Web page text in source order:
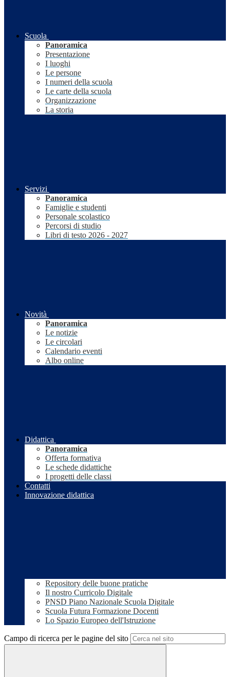
Scuola
Panoramica
Presentazione
I luoghi
Le persone
I numeri della scuola
Le carte della scuola
Organizzazione
La storia
Servizi
Panoramica
Famiglie e studenti
Personale scolastico
Percorsi di studio
Libri di testo 2026 - 2027
Novità
Panoramica
Le notizie
Le circolari
Calendario eventi
Albo online
Didattica
Panoramica
Offerta formativa
Le schede didattiche
I progetti delle classi
Contatti
Innovazione didattica
Repository delle buone pratiche
Il nostro Curricolo Digitale
PNSD Piano Nazionale Scuola Digitale
Scuola Futura Formazione Docenti
Lo Spazio Europeo dell'Istruzione
Campo di ricerca per le pagine del sito